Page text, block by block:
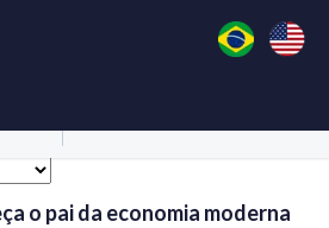
o pai da economia moderna